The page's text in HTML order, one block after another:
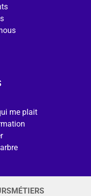
me plait